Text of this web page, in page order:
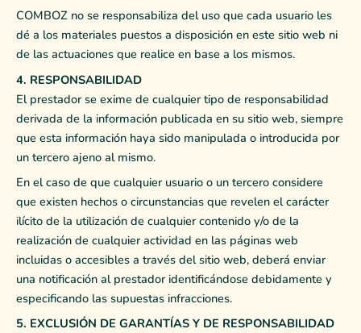
COMBOZ no se responsabiliza del uso que cada usuario les
dé a los materiales puestos a disposición en este sitio web ni
de las actuaciones que realice en base a los mismos.
4. RESPONSABILIDAD
El prestador se exime de cualquier tipo de responsabilidad
derivada de la información publicada en su sitio web, siempre
que esta información haya sido manipulada o introducida por
un tercero ajeno al mismo.
En el caso de que cualquier usuario o un tercero considere
que existen hechos o circunstancias que revelen el carácter
ilícito de la utilización de cualquier contenido y/o de la
realización de cualquier actividad en las páginas web
incluidas o accesibles a través del sitio web, deberá enviar
una notificación al prestador identificándose debidamente y
especificando las supuestas infracciones.
5. EXCLUSIÓN DE GARANTÍAS Y DE RESPONSABILIDAD